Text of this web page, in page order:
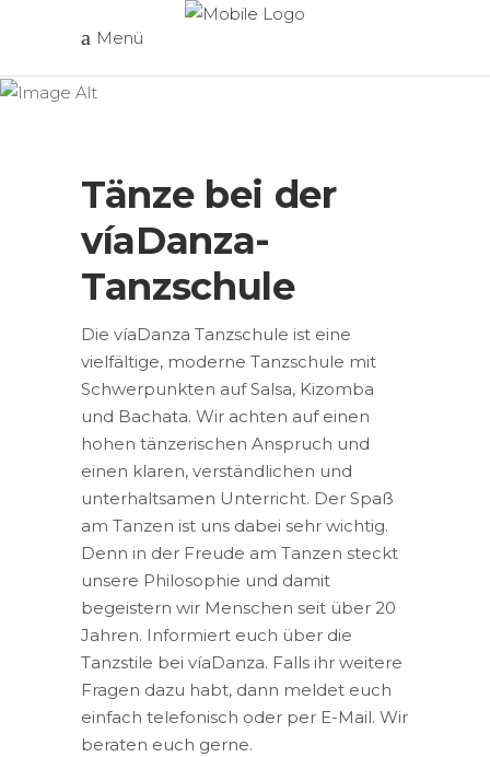
MenüTänze bei
Tänze bei der
víaDanza-
Tanzschule
Die víaDanza Tanzschule ist eine
vielfältige, moderne Tanzschule mit
Schwerpunkten auf Salsa, Kizomba
und Bachata. Wir achten auf einen
hohen tänzerischen Anspruch und
einen klaren, verständlichen und
unterhaltsamen Unterricht. Der Spaß
am Tanzen ist uns dabei sehr wichtig.
Denn in der Freude am Tanzen steckt
unsere Philosophie und damit
begeistern wir Menschen seit über 20
Jahren. Informiert euch über die
Tanzstile bei víaDanza. Falls ihr weitere
Fragen dazu habt, dann meldet euch
einfach telefonisch oder per E-Mail. Wir
beraten euch gerne.